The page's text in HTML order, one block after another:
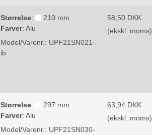
Størrelse:
210 mm
Farver:Alu
Model/Varenr.: UPF21SN021-
ib
58,50 DKK
(ekskl. moms)
Størrelse:
297 mm
Farver:Alu
Model/Varenr.: UPF21SN030-
63,94 DKK
(ekskl. moms)